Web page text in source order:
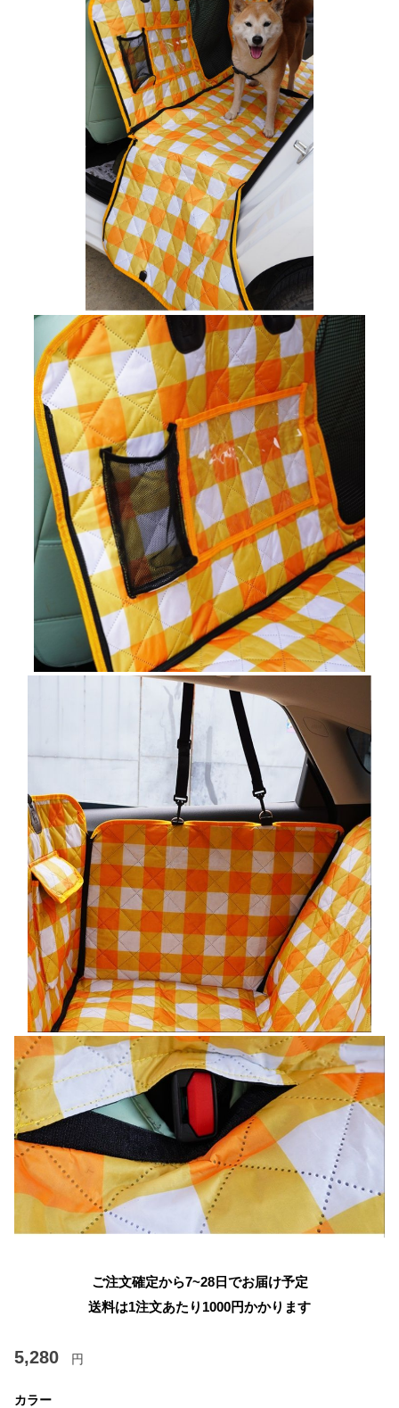
ご注文確定から7~28日でお届け予定
送料は1注文あたり 1000円かかります
5,280 円
カラー